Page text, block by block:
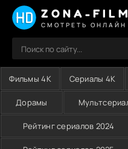
ZONA-
СМОТРЕТЬ ОНЛАЙН
Фильмы 4K Сериалы 4K
Дорамы
Рейтинг сериалов 2024